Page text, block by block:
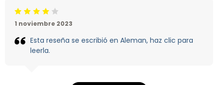
Calificación: 4 /5
1 noviembre 2023
Esta reseña se escribió en Aleman, haz clic para
leerla.